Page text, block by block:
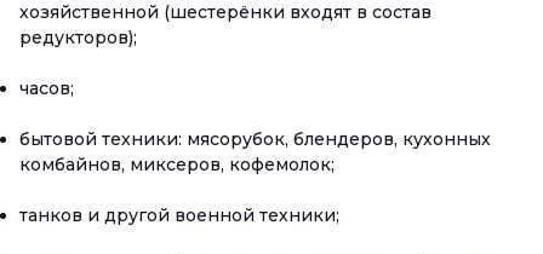
хозяйственной (шестерёнки входят в состав
редукторов);
часов;
бытовой техники: мясорубок, блендеров, кухонных
комбайнов, миксеров, кофемолок;
танков и другой военной техники;